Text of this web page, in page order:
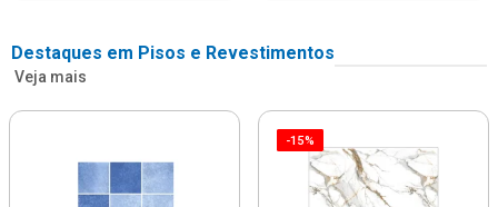
Destaques em Pisos e Revestimentos
Veja mais
-15%